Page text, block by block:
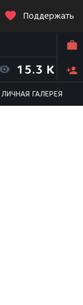
Поддержать
15.3 K
ЛИЧНАЯ ГАЛЕРЕЯ